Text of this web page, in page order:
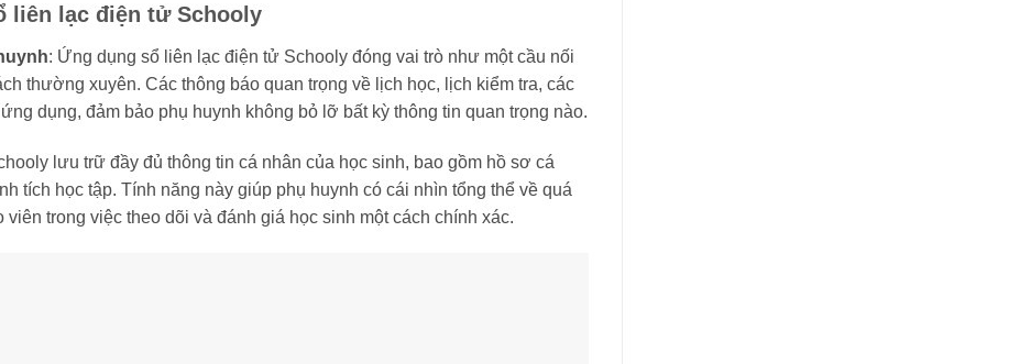
liên lạc điện tử Schooly
: Ứng dụng sổ liên lạc điện tử Schooly đóng vai trò như một cầu nối
thường xuyên. Các thông báo quan trọng về lịch học, lịch kiểm tra, các
dụng, đảm bảo phụ huynh không bỏ lỡ bất kỳ thông tin quan trọng nào.
lưu trữ đầy đủ thông tin cá nhân của học sinh, bao gồm hồ sơ cá
tích học tập. Tính năng này giúp phụ huynh có cái nhìn tổng thể về quá
trong việc theo dõi và đánh giá học sinh một cách chính xác.